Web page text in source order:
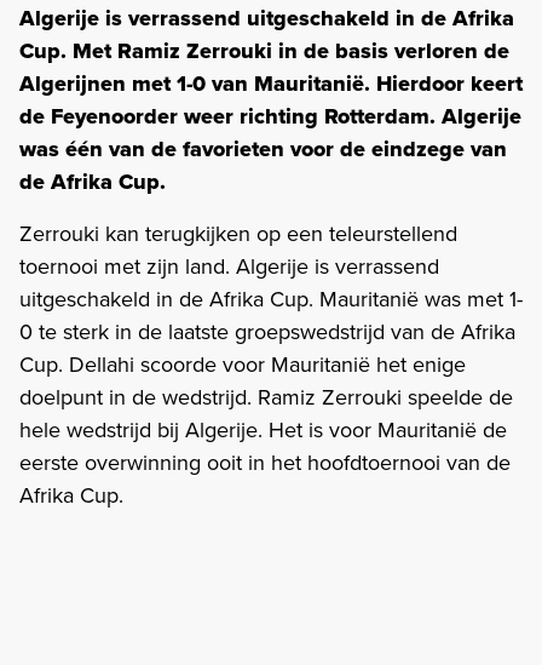
Algerije is verrassend uitgeschakeld in de Afrika
Cup. Met Ramiz Zerrouki in de basis verloren de
Algerijnen met 1-0 van Mauritanië. Hierdoor keert
de Feyenoorder weer richting Rotterdam. Algerije
was één van de favorieten voor de eindzege van
de Afrika Cup.
Zerrouki kan terugkijken op een teleurstellend
toernooi met zijn land. Algerije is verrassend
uitgeschakeld in de Afrika Cup. Mauritanië was met 1-
0 te sterk in de laatste groepswedstrijd van de Afrika
Cup. Dellahi scoorde voor Mauritanië het enige
doelpunt in de wedstrijd. Ramiz Zerrouki speelde de
hele wedstrijd bij Algerije. Het is voor Mauritanië de
eerste overwinning ooit in het hoofdtoernooi van de
Afrika Cup.